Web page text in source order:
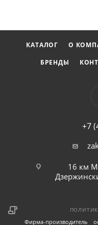
высоким уровнем
КАТАЛОГ О
БРЕНДЫ
+7
16 км
Фирма-производитель